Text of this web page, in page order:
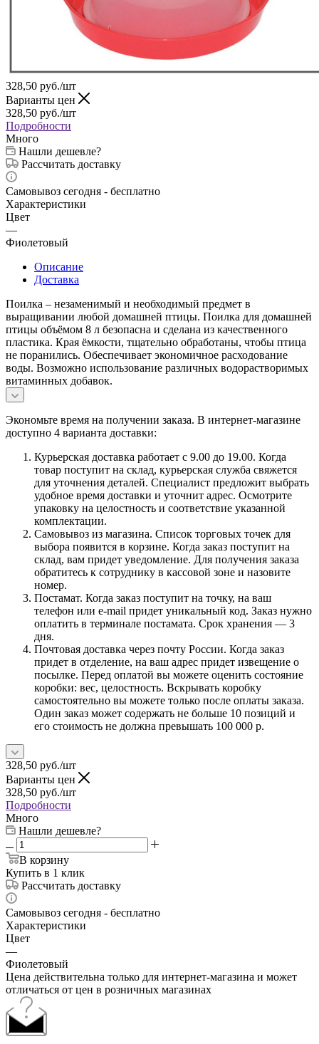
328,50 руб./шт
Варианты цен
328,50 руб./шт
Подробности
Много
Нашли дешевле?
Рассчитать доставку
Самовывоз сегодня - бесплатно
Характеристики
Цвет
—
Фиолетовый
Описание
Доставка
Поилка – незаменимый и необходимый предмет в
выращивании любой домашней птицы. Поилка для домашней
птицы объёмом 8 л безопасна и сделана из качественного
пластика. Края ёмкости, тщательно обработаны, чтобы птица
не поранились. Обеспечивает экономичное расходование
воды. Возможно использование различных водорастворимых
витаминных добавок.
Экономьте время на получении заказа. В интернет-магазине
доступно 4 варианта доставки:
Курьерская доставка работает с 9.00 до 19.00. Когда
товар поступит на склад, курьерская служба свяжется
для уточнения деталей. Специалист предложит выбрать
удобное время доставки и уточнит адрес. Осмотрите
упаковку на целостность и соответствие указанной
комплектации.
Самовывоз из магазина. Список торговых точек для
выбора появится в корзине. Когда заказ поступит на
склад, вам придет уведомление. Для получения заказа
обратитесь к сотруднику в кассовой зоне и назовите
номер.
Постамат. Когда заказ поступит на точку, на ваш
телефон или e-mail придет уникальный код. Заказ нужно
оплатить в терминале постамата. Срок хранения — 3
дня.
Почтовая доставка через почту России. Когда заказ
придет в отделение, на ваш адрес придет извещение о
посылке. Перед оплатой вы можете оценить состояние
коробки: вес, целостность. Вскрывать коробку
самостоятельно вы можете только после оплаты заказа.
Один заказ может содержать не больше 10 позиций и
его стоимость не должна превышать 100 000 р.
328,50 руб./шт
Варианты цен
328,50 руб./шт
Подробности
Много
Нашли дешевле?
В корзину
Купить в 1 клик
Рассчитать доставку
Самовывоз сегодня - бесплатно
Характеристики
Цвет
—
Фиолетовый
Цена действительна только для интернет-магазина и может
отличаться от цен в розничных магазинах